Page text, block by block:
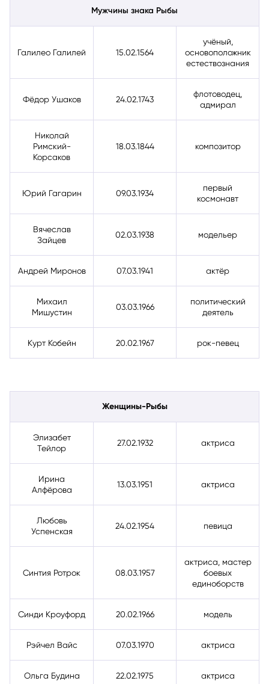
Мужчины знака Рыбы
Галилео Галилей 15.02.1564
учёный,
основоположник
естествознания
Фёдор Ушаков 24.02.1743
флотоводец,
адмирал
Николай
Римский-
Корсаков
18.03.1844 композитор
Юрий Гагарин 09.03.1934
первый
космонавт
Вячеслав
Зайцев
02.03.1938 модельер
Андрей Миронов 07.03.1941 актёр
Михаил
Мишустин
03.03.1966
политический
деятель
Курт Кобейн 20.02.1967 рок-певец
Женщины-Рыбы
Элизабет
Тейлор
27.02.1932 актриса
Ирина
Алфёрова
13.03.1951 актриса
Любовь
Успенская
24.02.1954 певица
Синтия Ротрок 08.03.1957
актриса, мастер
боевых
единоборств
Синди Кроуфорд 20.02.1966 модель
Рэйчел Вайс 07.03.1970 актриса
Ольга Будина 22.02.1975 актриса